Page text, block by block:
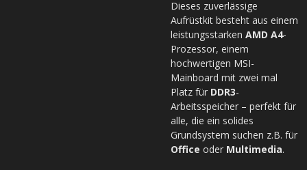
Dieses zuverlässige
Aufrüstkit besteht aus einem
leistungsstarken AMD A4-
Prozessor, einem
hochwertigen MSI-
Mainboard mit zwei mal
Platz für DDR3-
Arbeitsspeicher – perfekt für
alle, die ein solides
Grundsystem suchen z.B. für
Office oder Multimedia.